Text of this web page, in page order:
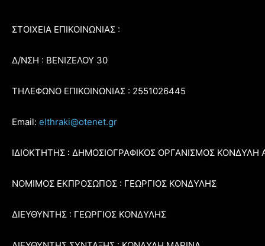
ΣΤΟΙΧΕΙΑ ΕΠΙΚΟΙΝΩΝΙΑΣ :
Δ/ΝΣΗ : ΒΕΝΙΖΕΛΟΥ 30
ΤΗΛΕΦΩΝΟ ΕΠΙΚΟΙΝΩΝΙΑΣ : 2551026445
Email: elthraki@otenet.gr
ΙΔΙΟΚΤΗΤΗΣ : ΔΗΜΟΣΙΟΓΡΑΦΙΚΟΣ ΟΡΓΑΝΙΣΜΟΣ ΚΟΝΔΥΛΗ
ΝΟΜΙΜΟΣ ΕΚΠΡΟΣΩΠΟΣ : ΓΕΩΡΓΙΟΣ ΚΟΝΔΥΛΗΣ
ΔΙΕΥΘΥΝΤΗΣ : ΓΕΩΡΓΙΟΣ ΚΟΝΔΥΛΗΣ